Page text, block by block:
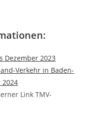
Dezember 2023
Verkehr in Baden-
Link TMV-